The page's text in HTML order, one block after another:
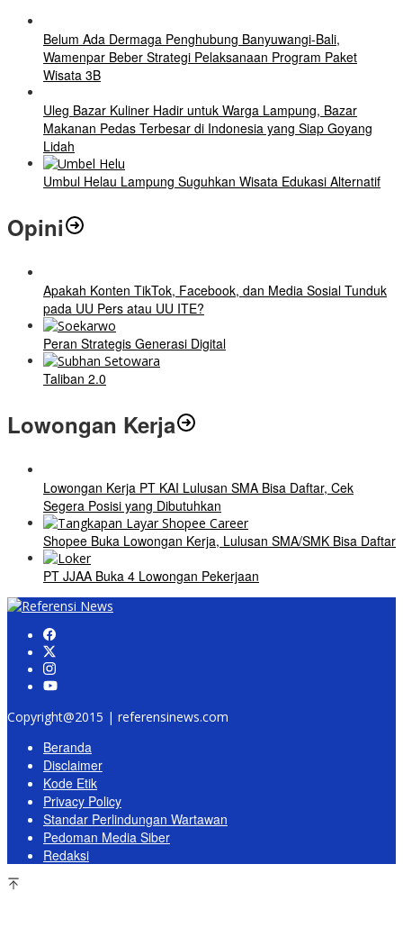
Belum Ada Dermaga Penghubung Banyuwangi-Bali,
Wamenpar Beber Strategi Pelaksanaan Program Paket
Wisata 3B
Uleg Bazar Kuliner Hadir untuk Warga Lampung, Bazar
Makanan Pedas Terbesar di Indonesia yang Siap Goyang
Lidah
Umbul Helau Lampung Suguhkan Wisata Edukasi Alternatif
Opini
Apakah Konten TikTok, Facebook, dan Media Sosial Tunduk
pada UU Pers atau UU ITE?
Peran Strategis Generasi Digital
Taliban 2.0
Lowongan Kerja
Lowongan Kerja PT KAI Lulusan SMA Bisa Daftar, Cek
Segera Posisi yang Dibutuhkan
Shopee Buka Lowongan Kerja, Lulusan SMA/SMK Bisa Daftar
PT JJAA Buka 4 Lowongan Pekerjaan
Copyright@2015 | referensinews.com
Beranda
Disclaimer
Kode Etik
Privacy Policy
Standar Perlindungan Wartawan
Pedoman Media Siber
Redaksi